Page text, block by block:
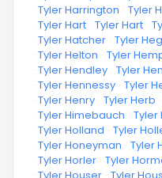
· Tyler Harrington · Tyler
· Tyler Hart · Tyler Hart ·
· Tyler Hatcher · Tyler
· Tyler Helton · Tyler
· Tyler Hendley · Tyler
· Tyler Hennessy · Tyler
· Tyler Henry · Tyler Herb ·
· Tyler Himebauch · Tyler
· Tyler Holland · Tyler
· Tyler Honeyman · Tyler
· Tyler Horler · Tyler